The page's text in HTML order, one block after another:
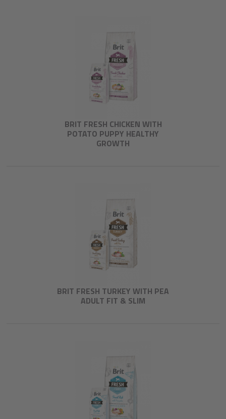
BRIT FRESH CHICKEN WITH
POTATO PUPPY HEALTHY
GROWTH
BRIT FRESH TURKEY WITH PEA
ADULT FIT & SLIM